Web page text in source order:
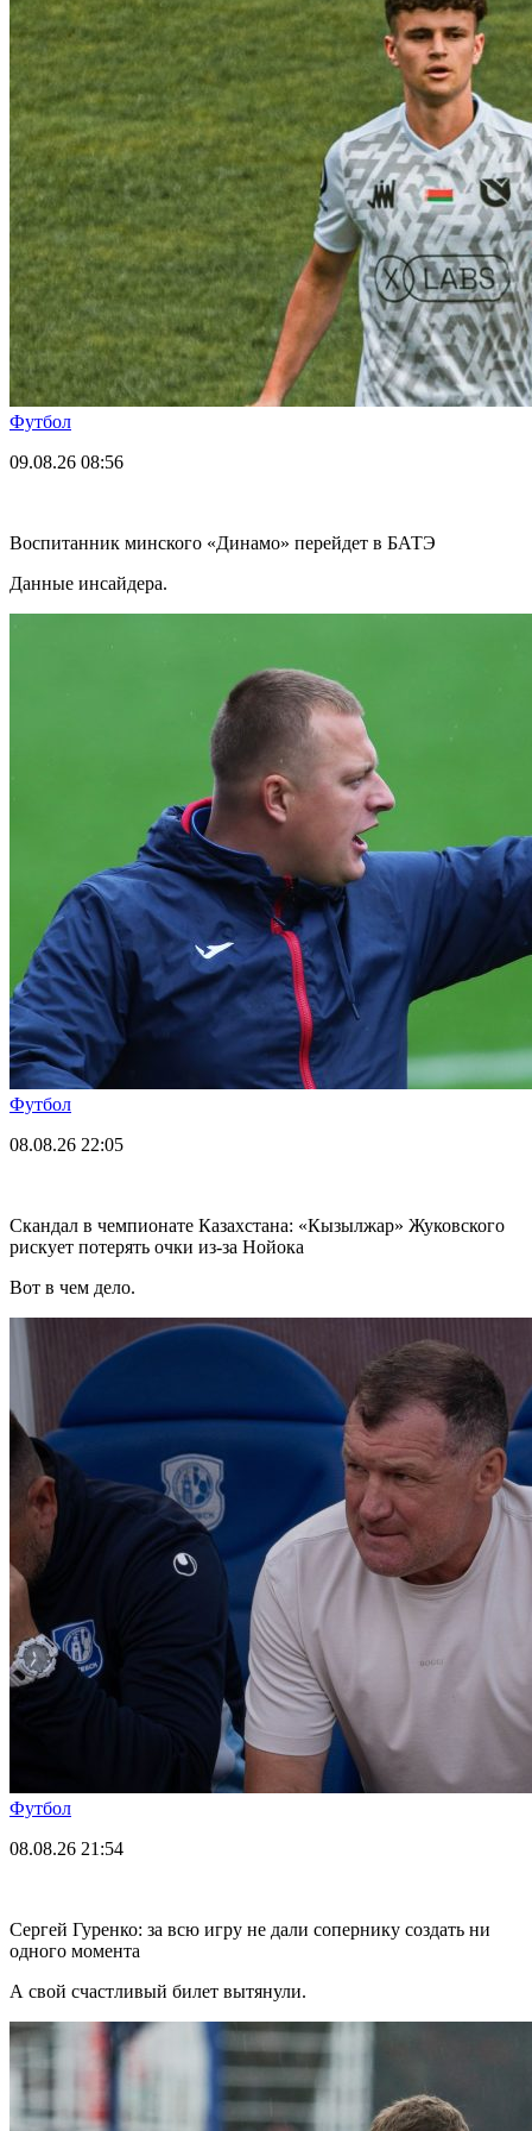
Футбол
09.08.26 08:56
Воспитанник минского «Динамо» перейдет в БАТЭ
Данные инсайдера.
Футбол
08.08.26 22:05
Скандал в чемпионате Казахстана: «Кызылжар» Жуковского
рискует потерять очки из-за Нойока
Вот в чем дело.
Футбол
08.08.26 21:54
Сергей Гуренко: за всю игру не дали сопернику создать ни
одного момента
А свой счастливый билет вытянули.